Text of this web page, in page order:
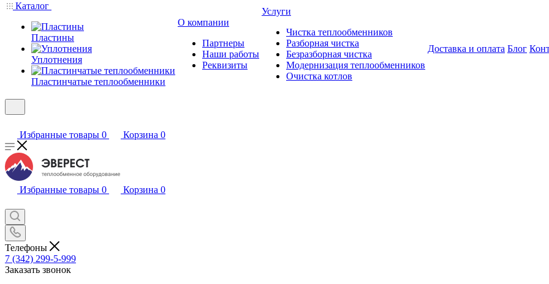
Каталог
Пластины
Уплотнения
Пластинчатые теплообменники
О компании
Партнеры
Наши работы
Реквизиты
Услуги
Чистка теплообменников
Разборная чистка
Безразборная чистка
Модернизация теплообменников
Очистка котлов
Доставка и оплата Блог
Избранные товары 0 Корзина 0
Избранные товары 0 Корзина 0
Телефоны
7 (342) 299-5-999
Заказать звонок